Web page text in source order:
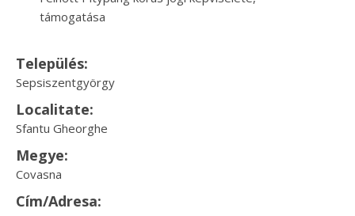
támogatása
Település:
Sepsiszentgyörgy
Localitate:
Sfantu Gheorghe
Megye:
Covasna
Cím/Adresa: